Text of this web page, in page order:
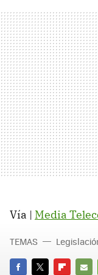
Vía | Media
TEMAS